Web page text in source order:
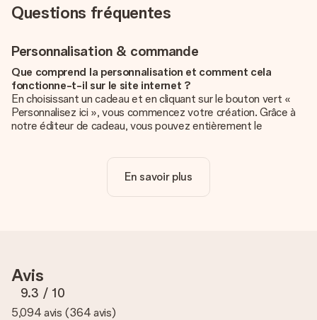
Questions fréquentes
Personnalisation & commande
Que comprend la personnalisation et comment cela
fonctionne-t-il sur le site internet ?
En choisissant un cadeau et en cliquant sur le bouton vert «
Personnalisez ici », vous commencez votre création. Grâce à
notre éditeur de cadeau, vous pouvez entièrement le
unique pour ajouter une touche finale à votre cadeau.
La personnalisation est-elle comprise dans le prix ?
ton cadeau. C'est pourquoi il est important d'utiliser des
photos de haute qualité. Si tu n'es pas sûr de la qualité de ton
image, contacte notre équipe du service clientèle et joins ta
photo au cadeau que tu souhaites commander. Ils pourront
En savoir plus
Avis
9.3 / 10
5,094 avis (364 avis)